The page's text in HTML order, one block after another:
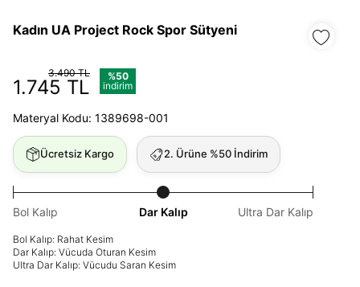
Kadın UA Project Rock Spor Sütyeni
3.490 TL
1.745 TL
%50
indirim
Materyal Kodu: 1389698-001
Ücretsiz Kargo 2. Ürüne %50 İndirim
Bol Kalıp Dar Kalıp Ultra Dar Kalıp
Bol Kalıp: Rahat Kesim
Dar Kalıp: Vücuda Oturan Kesim
Ultra Dar Kalıp: Vücudu Saran Kesim
E-posta
Beni Hatırla Şifremi Unuttum
Ad*